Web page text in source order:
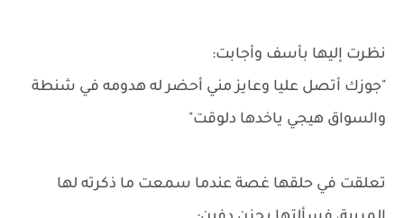
نظرت إليها بأسف وأجابت:
"جوزك أتصل عليا وعايز مني أحضر له هدومه في شنطة
والسواق هيجي ياخدها دلوقت"
تعلقت في حلقها غصة عندما سمعت ما ذكرته لها